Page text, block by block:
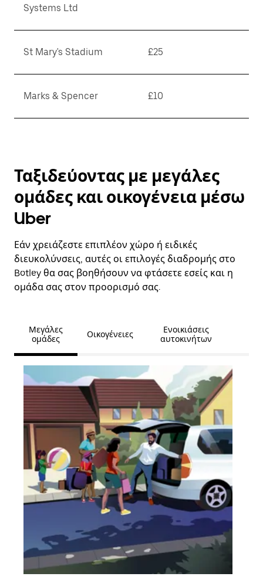
Systems Ltd
St Mary's Stadium £25
Marks & Spencer £10
Ταξιδεύοντας με μεγάλες
ομάδες και οικογένεια μέσω
Uber
Εάν χρειάζεστε επιπλέον χώρο ή ειδικές
διευκολύνσεις, αυτές οι επιλογές διαδρομής στο
Botley θα σας βοηθήσουν να φτάσετε εσείς και η
ομάδα σας στον προορισμό σας.
Μεγάλες
ομάδες
Οικογένειες
Ενοικιάσεις
αυτοκινήτων